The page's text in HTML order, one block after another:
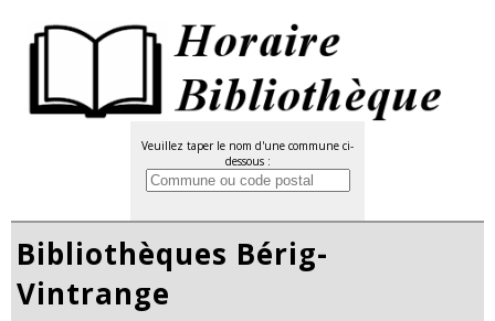
Veuillez taper le nom d'une commune ci-
dessous :
Bibliothèques Bérig-
Vintrange